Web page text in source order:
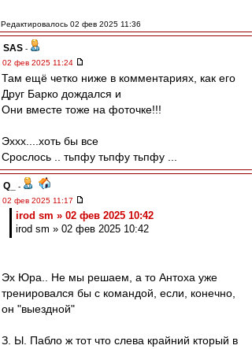
Редактировалось 02 фев 2025 11:36
SAS -
02 фев 2025 11:24
Там ещё четко ниже в комментариях, как его
Друг Барко дождался и
Они вместе тоже на фоточке!!!
Эххх....хоть бы все
Срослось .. тьпфу тьпфу тьпфу ...
Q_
-
02 фев 2025 11:17
irod sm » 02 фев 2025 10:42
irod sm » 02 фев 2025 10:42
Эх Юра.. Не мы решаем, а то Антоха уже
тренировался бы с командой, если, конечно,
он "выездной"
З. Ы. Пабло ж тот что слева крайний кторый в